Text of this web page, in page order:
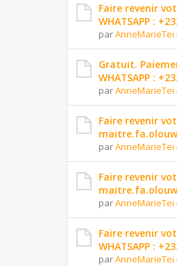
Faire revenir
WHATSAPP :
parAnneMarieTei
Gratuit.
WHATSAPP :
parAnneMarieTei
Faire revenir
parAnneMarieTei
Faire revenir
parAnneMarieTei
Faire revenir
WHATSAPP :
parAnneMarieTei